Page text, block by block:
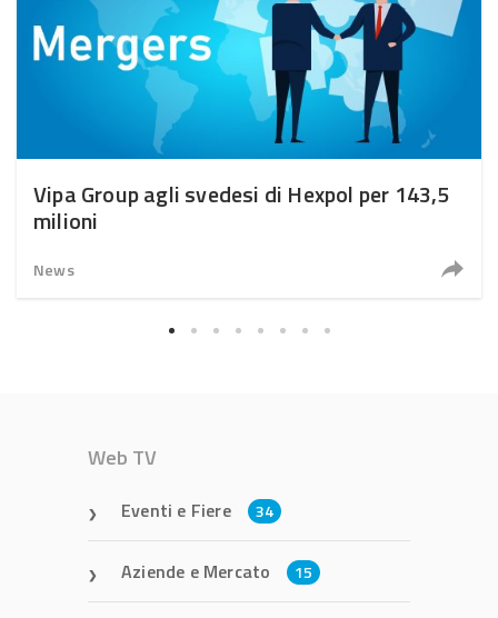
Vipa Group agli svedesi di Hexpol per 143,5
milioni
News
Web TV
Eventi e Fiere 34
Aziende e Mercato 15